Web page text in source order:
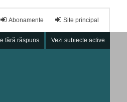
Site principal
Abonamente
fără răspuns Vezi subiecte active